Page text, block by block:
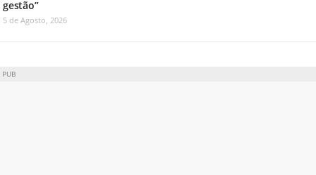
gestão”
5 de Agosto, 2026
PUB